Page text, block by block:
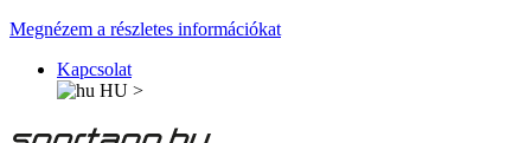
Megnézem a részletes információkat
Kapcsolat
HU >